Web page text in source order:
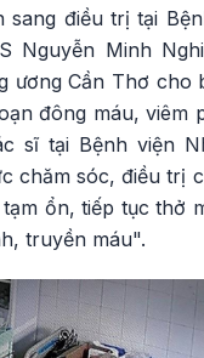
sang điều trị tại
Nguyễn Minh
ương Cần Thơ cho
đông máu, viêm
sĩ tại Bệnh viện
chăm sóc, điều trị
ổn, tiếp tục thở
truyền máu".